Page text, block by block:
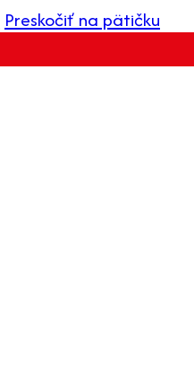
Preskočiť na pätičku